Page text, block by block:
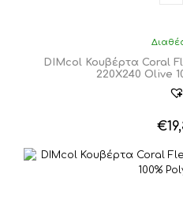
DIMcol Κουβέρτα Coral
220X240 Olive
€